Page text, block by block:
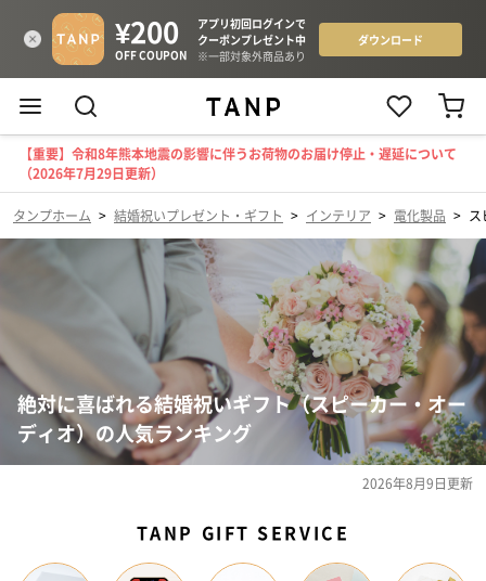
【重要】令和8年熊本地震の影響に伴うお荷物のお届け停止・遅延について
（2026年7月29日更新）
タンプホーム > 結婚祝いプレゼント・ギフト > インテリア > 電化製品 >
絶対に喜ばれる結婚祝いギフト（スピーカー・オー
ディオ）の人気ランキング
2026年8月9日更新
TANP GIFT SERVICE